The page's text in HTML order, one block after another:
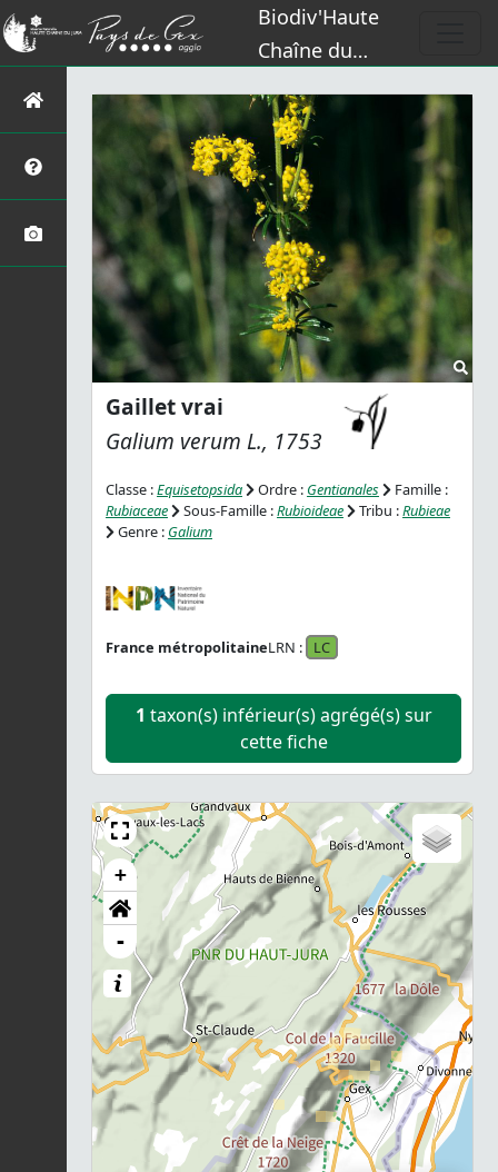
Biodiv'Haute
Chaîne du
Gaillet vrai
Galium verum L., 1753
Classe :Equisetopsida Ordre : Gentianales
Famille :
Rubiaceae
Sous-Famille :Rubioideae Tribu :Rubieae
Genre : Galium
France métropolitaineLRN : LC
1 taxon(s) inférieur(s) agrégé(s) sur
cette fiche
+
-